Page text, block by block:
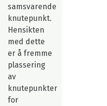
samsvarende
knutepunkt.
Hensikten
med dette
er å fremme
plassering
av
knutepunkter
for